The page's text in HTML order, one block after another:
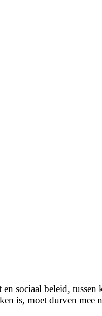
sociaal beleid, tussen
is, moet durven mee